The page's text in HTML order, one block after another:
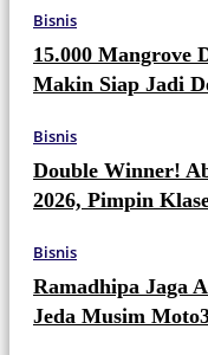
Bisnis
15.000 Mangrove
Makin Siap Jadi
Bisnis
Double Winner!
2026, Pimpin
Bisnis
Ramadhipa Jaga
Jeda Musim